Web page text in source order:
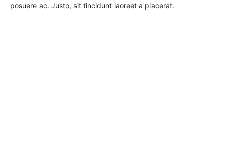
posuere ac. Justo, sit tincidunt laoreet a placerat.